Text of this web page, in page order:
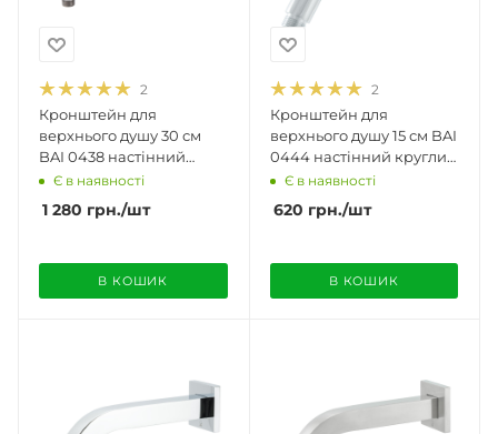
2
Кронштейн для
верхнього душу 30 см
BAI 0438 настінний
квадратний матовий
Є в наявності
1 280 грн./шт
В КОШИК
2
Кронштейн для
верхнього душу 15 см BAI
0444 настінний круглий
полірований хром
Є в наявності
620 грн./шт
В КОШИК